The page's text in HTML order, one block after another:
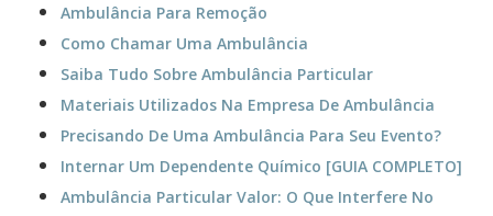
Ambulância Para Remoção
Como Chamar Uma Ambulância
Saiba Tudo Sobre Ambulância Particular
Materiais Utilizados Na Empresa De Ambulância
Precisando De Uma Ambulância Para Seu Evento?
Internar Um Dependente Químico [GUIA COMPLETO]
Ambulância Particular Valor: O Que Interfere No